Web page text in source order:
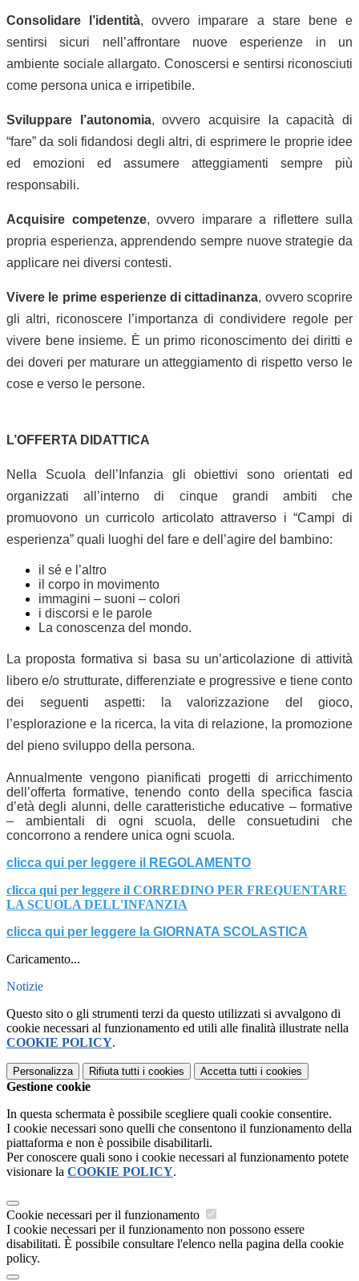
Consolidare l’identità, ovvero imparare a stare bene e
sentirsi sicuri nell’affrontare nuove esperienze in un
ambiente sociale allargato. Conoscersi e sentirsi riconosciuti
come persona unica e irripetibile.
Sviluppare l’autonomia, ovvero acquisire la capacità di
“fare” da soli fidandosi degli altri, di esprimere le proprie idee
ed emozioni ed assumere atteggiamenti sempre più
responsabili.
Acquisire competenze, ovvero imparare a riflettere sulla
propria esperienza, apprendendo sempre nuove strategie da
applicare nei diversi contesti.
Vivere le prime esperienze di cittadinanza, ovvero scoprire
gli altri, riconoscere l’importanza di condividere regole per
vivere bene insieme. È un primo riconoscimento dei diritti e
dei doveri per maturare un atteggiamento di rispetto verso le
cose e verso le persone.
L’OFFERTA DIDATTICA
Nella Scuola dell’Infanzia gli obiettivi sono orientati ed
organizzati all’interno di cinque grandi ambiti che
promuovono un curricolo articolato attraverso i “Campi di
esperienza” quali luoghi del fare e dell’agire del bambino:
il sé e l’altro
il corpo in movimento
immagini – suoni – colori
i discorsi e le parole
La conoscenza del mondo.
La proposta formativa si basa su un’articolazione di attività
libero e/o strutturate, differenziate e progressive e tiene conto
dei seguenti aspetti: la valorizzazione del gioco,
l’esplorazione e la ricerca, la vita di relazione, la promozione
del pieno sviluppo della persona.
Annualmente vengono pianificati progetti di arricchimento
dell’offerta formative, tenendo conto della specifica fascia
d’età degli alunni, delle caratteristiche educative – formative
– ambientali di ogni scuola, delle consuetudini che
concorrono a rendere unica ogni scuola.
clicca qui per leggere il REGOLAMENTO
clicca qui per leggere il CORREDINO PER FREQUENTARE
LA SCUOLA DELL'INFANZIA
clicca qui per leggere la GIORNATA SCOLASTICA
Caricamento...
Notizie
Questo sito o gli strumenti terzi da questo utilizzati si avvalgono di
cookie necessari al funzionamento ed utili alle finalità illustrate nella
COOKIE POLICY.
Personalizza Rifiuta tutti i cookies Accetta tutti i cookies
Gestione cookie
In questa schermata è possibile scegliere quali cookie consentire.
I cookie necessari sono quelli che consentono il funzionamento della
piattaforma e non è possibile disabilitarli.
Per conoscere quali sono i cookie necessari al funzionamento potete
visionare la COOKIE POLICY.
Cookie necessari per il funzionamento
I cookie necessari per il funzionamento non possono essere
disabilitati. È possibile consultare l'elenco nella pagina della cookie
policy.